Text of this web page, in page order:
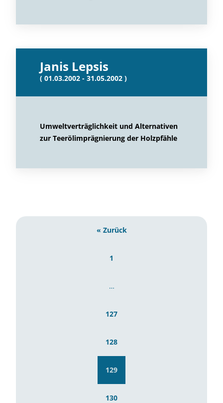
Janis Lepsis
( 01.03.2002 - 31.05.2002 )
Umweltverträglichkeit und Alternativen
zur Teerölimprägnierung der Holzpfähle
« Zurück
1
…
127
128
129
130